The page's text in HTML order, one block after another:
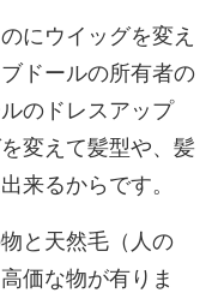
にウイッグを変え
ドールの所有者の
のドレスアップ
変えて髪型や、髪
来るからです。
と天然毛（人の
価な物が有りま